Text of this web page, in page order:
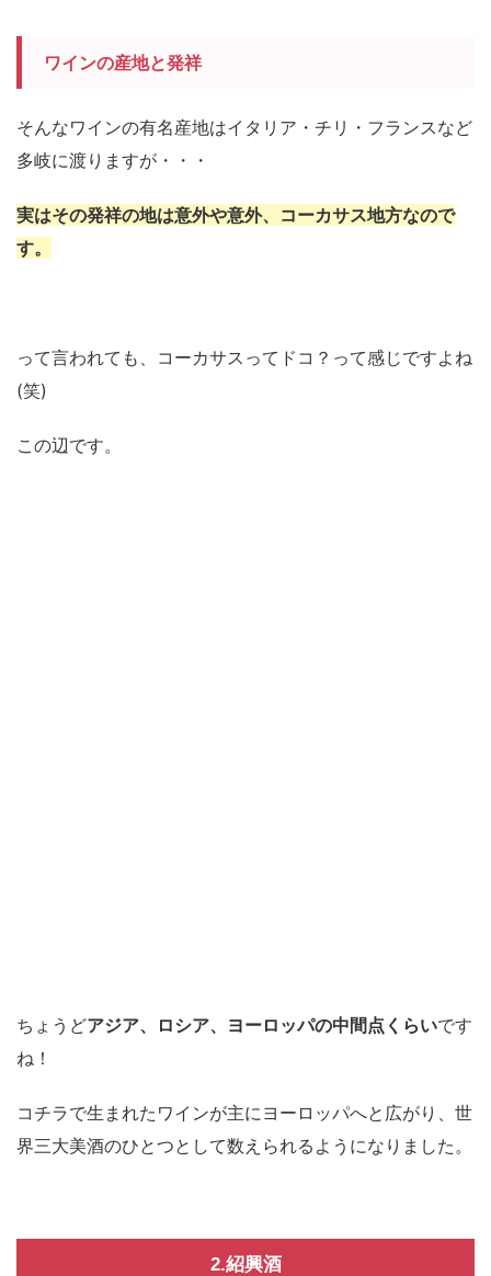
ワインの産地と発祥
そんなワインの有名産地はイタリア・チリ・フランスなど
多岐に渡りますが・・・
実はその発祥の地は意外や意外、コーカサス地方なので
す。
って言われても、コーカサスってドコ？って感じですよね
(笑)
この辺です。
ちょうどアジア、ロシア、ヨーロッパの中間点くらいです
ね！
コチラで生まれたワインが主にヨーロッパへと広がり、世
界三大美酒のひとつとして数えられるようになりました。
2.紹興酒